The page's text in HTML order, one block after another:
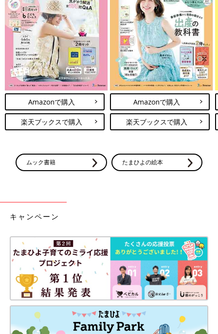
Amazonで購入
楽天ブックスで購入
Amazonで購入
楽天ブックスで購入
ムック書籍 たまひよの絵本
キャンペーン